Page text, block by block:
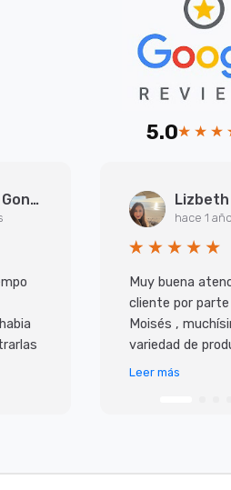
5.0
Arantxa Gonzalez Martinez
hace 1
Muy buena
cliente por parte
Moisés ,
variedad de
lo mejor es que
Leer más